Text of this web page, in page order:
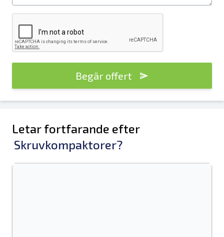
Begär offert
Letar fortfarande efter
Skruvkompaktorer?